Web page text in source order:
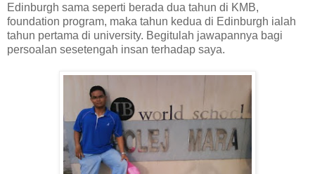
Edinburgh sama seperti berada dua tahun di KMB,
foundation program, maka tahun kedua di Edinburgh ialah
tahun pertama di university. Begitulah jawapannya bagi
persoalan sesetengah insan terhadap saya.